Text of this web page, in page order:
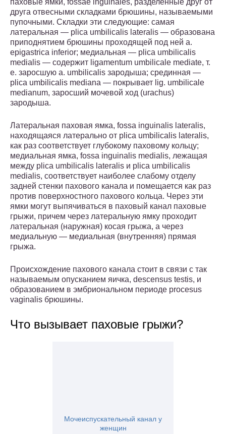
паховые ямки, fossae inguinales, разделенные друг от
друга отвесными складками брюшины, называемыми
пупочными. Складки эти следующие: самая
латеральная — plica umbilicalis lateralis — образована
приподнятием брюшины проходящей под ней a.
epigastrica inferior; медиальная — plica umbilicalis
medialis — содержит ligamentum umbilicale mediate, т.
е. заросшую a. umbilicalis зародыша; срединная —
plica umbilicalis mediana — покрывает lig. umbilicale
medianum, заросший мочевой ход (urachus)
зародыша.
Латеральная паховая ямка, fossa inguinalis lateralis,
находящаяся латерально от plica umbilicalis lateralis,
как раз соответствует глубокому паховому кольцу;
медиальная ямка, fossa inguinalis medialis, лежащая
между plica umbilicalis lateralis и plica umbilicalis
medialis, соответствует наиболее слабому отделу
задней стенки пахового канала и помещается как раз
против поверхностного пахового кольца. Через эти
ямки могут выпячиваться в паховый канал паховые
грыжи, причем через латеральную ямку проходит
латеральная (наружная) косая грыжа, а через
медиальную — медиальная (внутренняя) прямая
грыжа.
Происхождение пахового канала стоит в связи с так
называемым опусканием яичка, descensus testis, и
образованием в эмбриональном периоде procesus
vaginalis брюшины.
Что вызывает паховые грыжи?
Мочеиспускательный канал у
женщин